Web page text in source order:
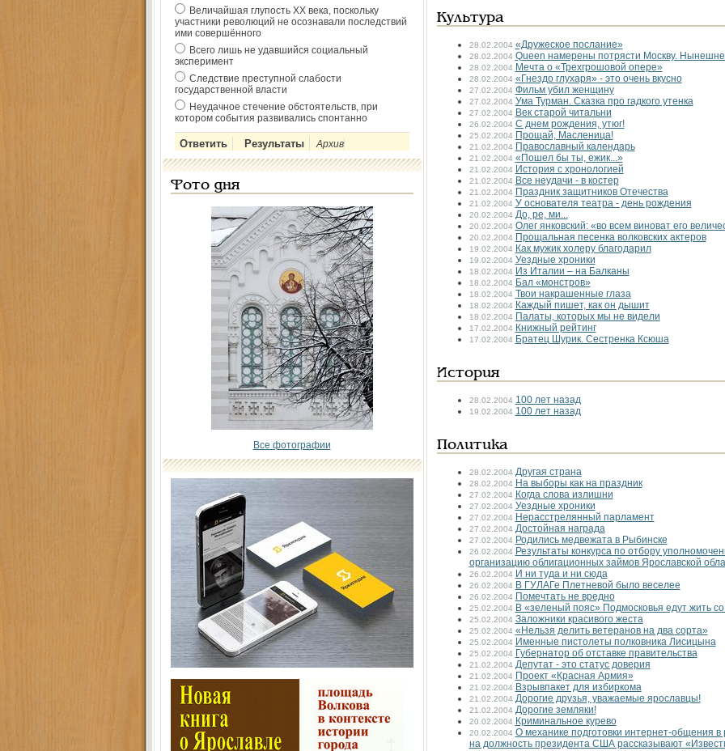
Величайшая глупость ХХ века, поскольку
участники революций не осознавали последствий
ими совершённого
Всего лишь не удавшийся социальный
эксперимент
Следствие преступной слабости
государственной власти
Неудачное стечение обстоятельств, при
котором события развивались спонтанно
Архив
Фото дня
Все фотографии
Культура
28.02.2004 «Дружеское послание»
28.02.2004 Queen намерены потрясти Москву.
28.02.2004 Мечта о «Трехгрошовой опере»
28.02.2004 «Гнездо глухаря» - это очень вкусно
27.02.2004 Фильм убил женщину
27.02.2004 Ума Турман. Сказка про гадкого утенка
27.02.2004 Век старой читальни
26.02.2004 С днем рождения, утюг!
25.02.2004 Прощай, Масленица!
21.02.2004 Православный календарь
21.02.2004 «Пошел бы ты, ежик...»
21.02.2004 История с хронологией
21.02.2004 Все неудачи - в костер
21.02.2004 Праздник защитников Отечества
21.02.2004 У основателя театра - день рождения
20.02.2004 До, ре, ми...
20.02.2004 Олег янковский: «во всем виноват его
20.02.2004 Прощальная песенка волковских актеров
19.02.2004 Как мужик холеру благодарил
19.02.2004 Уездные хроники
18.02.2004 Из Италии – на Балканы
18.02.2004 Бал «монстров»
18.02.2004 Твои накрашенные глаза
18.02.2004 Каждый пишет, как он дышит
18.02.2004 Палаты, которых мы не видели
17.02.2004 Книжный рейтинг
17.02.2004 Братец Шурик. Сестренка Ксюша
История
28.02.2004 100 лет назад
19.02.2004 100 лет назад
Политика
28.02.2004 Другая страна
28.02.2004 На выборы как на праздник
27.02.2004 Когда слова излишни
27.02.2004 Уездные хроники
27.02.2004 Нерасстрелянный парламент
27.02.2004 Достойная награда
27.02.2004 Родились медвежата в Рыбинске
26.02.2004 Результаты конкурса по отбору
организацию облигационных займов Ярославской
26.02.2004 И ни туда и ни сюда
26.02.2004 В ГУЛАГе Плетневой было веселее
26.02.2004 Помечтать не вредно
25.02.2004 В «зеленый пояс» Подмосковья едут жить
25.02.2004 Заложники красивого жеста
25.02.2004 «Нельзя делить ветеранов на два сорта»
25.02.2004 Именные пистолеты полковника Лисицына
25.02.2004 Губернатор об отставке правительства
21.02.2004 Депутат - это статус доверия
21.02.2004 Проект «Красная Армия»
21.02.2004 Взрывпакет для избиркома
21.02.2004 Дорогие друзья, уважаемые ярославцы!
21.02.2004 Дорогие земляки!
20.02.2004 Криминальное курево
20.02.2004 О механике подготовки интернет-общения
на должность президента США рассказывают